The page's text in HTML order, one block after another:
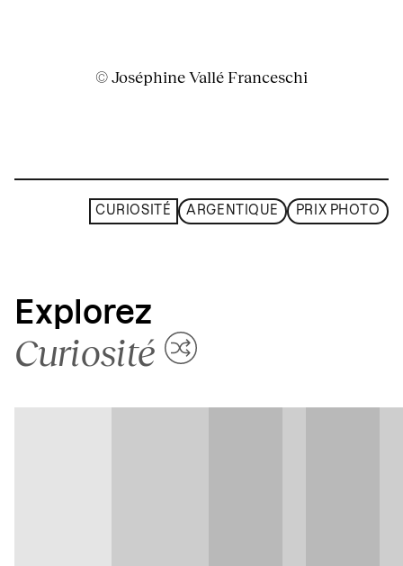
© Joséphine Vallé Franceschi
CURIOSITÉ ARGENTIQUE PRIX PHOTO
Explorez
Curiosité